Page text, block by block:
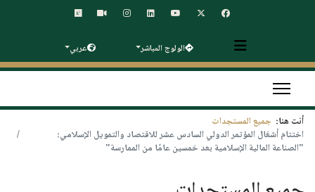
الولوج المباشر عربي
أنت هنا: جميع المستجدات
اختتام أشغال المؤتمر الدولي السادس عشر للاقتصاد والتمويل الإسلامي:
"الصناعة المالية الإسلامية بعد خمسين عامًا من الممارسة"